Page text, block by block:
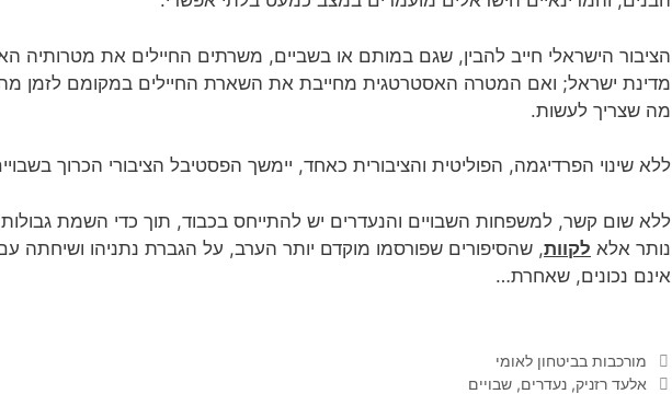
הציבור הישראלי חייב להבין, שגם במותם או בשביים, משרתים החיילים את מטרותיה
מדינת ישראל; ואם המטרה האסטרטגית מחייבת את השארת החיילים במקומם לזמן
מה שצריך לעשות.
ללא שינוי הפרדיגמה, הפוליטית והציבורית כאחד, יימשך הפסטיבל הציבורי הכרוך
ללא שום קשר, למשפחות השבויים והנעדרים יש להתייחס בכבוד, תוך כדי השמת
נותר אלא לקוות, שהסיפורים שפורסמו מוקדם יותר הערב, על הגברת נתניהו ושיחתה
אינם נכונים, שאחרת…
קטגוריות
מורכבות בביטחון לאומי
תגיות
אלעד רזניק, נעדרים, שבויים